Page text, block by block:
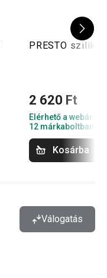
PRESTO
2 620 Ft
Elérhető a
12 márkaboltban
Kosárba
Válogatás